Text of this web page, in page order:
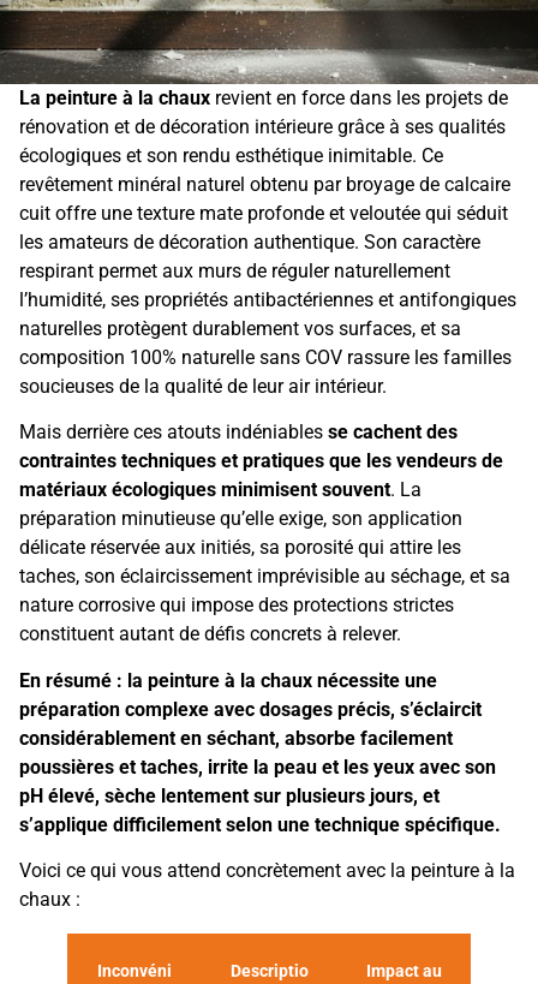
La peinture à la chaux revient en force dans les projets de
rénovation et de décoration intérieure grâce à ses qualités
écologiques et son rendu esthétique inimitable. Ce
revêtement minéral naturel obtenu par broyage de calcaire
cuit offre une texture mate profonde et veloutée qui séduit
les amateurs de décoration authentique. Son caractère
respirant permet aux murs de réguler naturellement
l’humidité, ses propriétés antibactériennes et antifongiques
naturelles protègent durablement vos surfaces, et sa
composition 100% naturelle sans COV rassure les familles
soucieuses de la qualité de leur air intérieur.
Mais derrière ces atouts indéniables se cachent des
contraintes techniques et pratiques que les vendeurs de
matériaux écologiques minimisent souvent. La
préparation minutieuse qu’elle exige, son application
délicate réservée aux initiés, sa porosité qui attire les
taches, son éclaircissement imprévisible au séchage, et sa
nature corrosive qui impose des protections strictes
constituent autant de défis concrets à relever.
En résumé : la peinture à la chaux nécessite une
préparation complexe avec dosages précis, s’éclaircit
considérablement en séchant, absorbe facilement
poussières et taches, irrite la peau et les yeux avec son
pH élevé, sèche lentement sur plusieurs jours, et
s’applique difficilement selon une technique spécifique.
Voici ce qui vous attend concrètement avec la peinture à la
chaux :
Inconvéni
Descriptio
Impact au